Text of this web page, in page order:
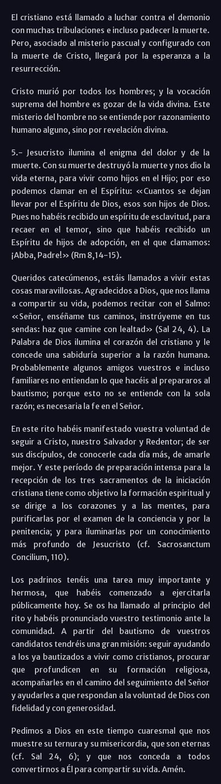
El cristiano está llamado a luchar contra el demonio
con muchas tribulaciones e incluso padecer la muerte.
Pero, asociado al misterio pascual y configurado con
la muerte de Cristo, llegará por la esperanza a la
resurrección.
Cristo murió por todos los hombres; y la vocación
suprema del hombre es gozar de la vida divina. Este
misterio del hombre no se entiende por razonamiento
humano alguno, sino por revelación divina.
5.- Jesucristo ilumina el enigma del dolor y de la
muerte. Con su muerte destruyó la muerte y nos dio la
vida eterna, para vivir como hijos en el Hijo; por eso
podemos clamar en el Espíritu: «Cuantos se dejan
llevar por el Espíritu de Dios, esos son hijos de Dios.
Pues no habéis recibido un espíritu de esclavitud, para
recaer en el temor, sino que habéis recibido un
Espíritu de hijos de adopción, en el que clamamos:
¡Abba, Padre!» (Rm 8,14-15).
Queridos catecúmenos, estáis llamados a vivir estas
cosas maravillosas. Agradecidos a Dios, que nos llama
a compartir su vida, podemos recitar con el Salmo:
«Señor, enséñame tus caminos, instrúyeme en tus
sendas: haz que camine con lealtad» (Sal 24, 4). La
Palabra de Dios ilumina el corazón del cristiano y le
concede una sabiduría superior a la razón humana.
Probablemente algunos amigos vuestros e incluso
familiares no entiendan lo que hacéis al prepararos al
bautismo; porque esto no se entiende con la sola
razón; es necesaria la fe en el Señor.
En este rito habéis manifestado vuestra voluntad de
seguir a Cristo, nuestro Salvador y Redentor; de ser
sus discípulos, de conocerle cada día más, de amarle
mejor. Y este período de preparación intensa para la
recepción de los tres sacramentos de la iniciación
cristiana tiene como objetivo la formación espiritual y
se dirige a los corazones y a las mentes, para
purificarlas por el examen de la conciencia y por la
penitencia; y para iluminarlas por un conocimiento
más profundo de Jesucristo (cf. Sacrosanctum
Concilium, 110).
Los padrinos tenéis una tarea muy importante y
hermosa, que habéis comenzado a ejercitarla
públicamente hoy. Se os ha llamado al principio del
rito y habéis pronunciado vuestro testimonio ante la
comunidad. A partir del bautismo de vuestros
candidatos tendréis una gran misión: seguir ayudando
a los ya bautizados a vivir como cristianos, procurar
que profundicen en su formación religiosa,
acompañarles en el camino del seguimiento del Señor
y ayudarles a que respondan a la voluntad de Dios con
fidelidad y con generosidad.
Pedimos a Dios en este tiempo cuaresmal que nos
muestre su ternura y su misericordia, que son eternas
(cf. Sal 24, 6); y que nos conceda a todos
convertirnos a Él para compartir su vida. Amén.